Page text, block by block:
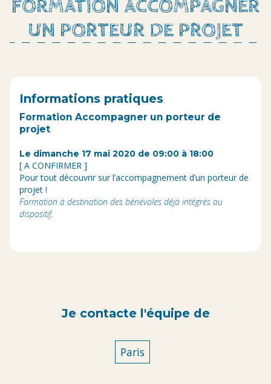
FORMATION ACCOMPAGNER
UN PORTEUR DE PROJET
Informations pratiques
Formation Accompagner un porteur de
projet
Le dimanche 17 mai 2020 de 09:00 à 18:00
[ A CONFIRMER ]
Pour tout découvrir sur l’accompagnement d’un porteur de
projet !
Formation à destination des bénévoles déjà intégrés au
dispositif.
Je contacte l'équipe de
Paris